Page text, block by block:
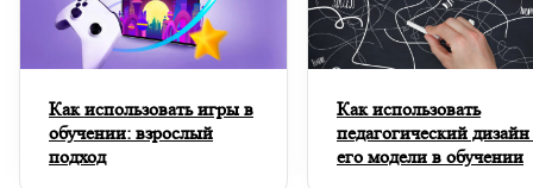
Как использовать игры в
обучении: взрослый
подход
Как использовать
педагогический
его модели в обучении